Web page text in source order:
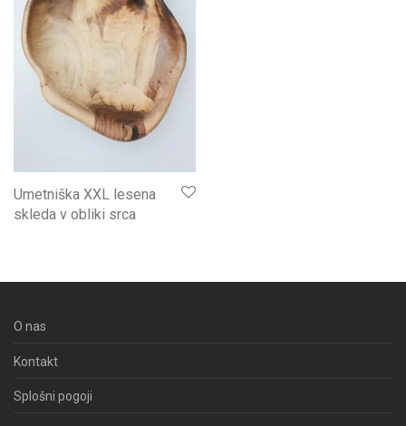
Umetniška XXL lesena
skleda v obliki srca
O nas
Kontakt
Splošni pogoji